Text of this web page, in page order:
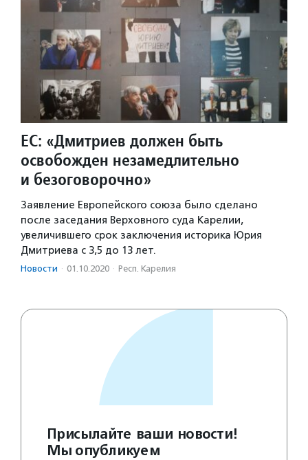
ЕС: «Дмитриев должен быть
освобожден незамедлительно
и безоговорочно»
Заявление Европейского союза было сделано
после заседания Верховного суда Карелии,
увеличившего срок заключения историка Юрия
Дмитриева с 3,5 до 13 лет.
Новости · 01.10.2020 · Респ. Карелия
Присылайте ваши новости!
Мы опубликуем